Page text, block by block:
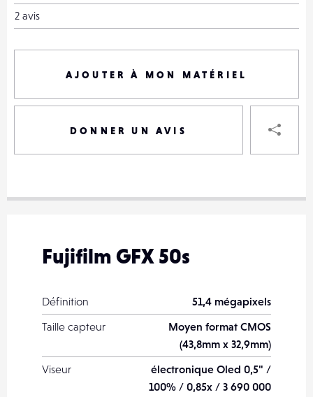
2 avis
AJOUTER À MON MATÉRIEL
DONNER UN AVIS
VOTRE
EMAIL
Fujifilm GFX 50s
Définition
51,4 mégapixels
Taille capteur
Moyen format CMOS
(43,8mm x 32,9mm)
Viseur
électronique Oled 0,5" /
100% / 0,85x / 3 690 000